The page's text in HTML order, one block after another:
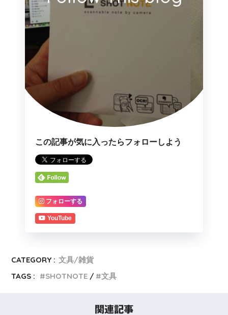
この記事が気に入ったらフォローしよう
フォローする
YouTube
CATEGORY : 文具/雑貨
TAGS :
SHOTNOTE 文具
関連記事